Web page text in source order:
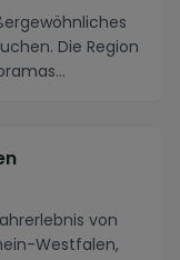
Die Region
von
Westfalen,